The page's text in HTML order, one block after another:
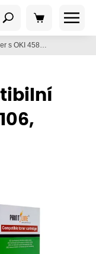
PRINTLINE kompatibilní toner s OKI 45807106, black